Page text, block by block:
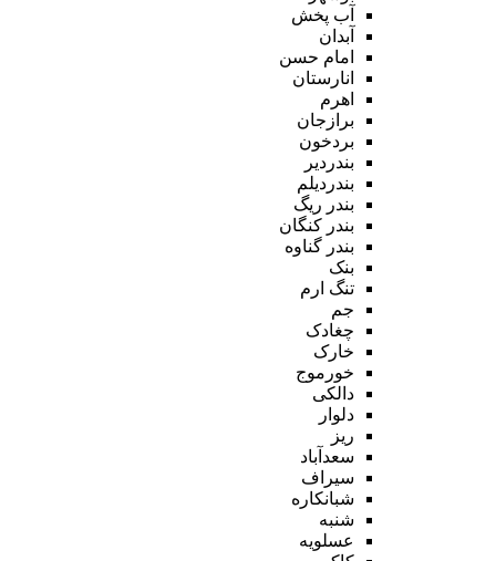
آب پخش
آبدان
امام حسن
انارستان
اهرم
برازجان
بردخون
بندردیر
بندردیلم
بندر ریگ
بندر کنگان
بندر گناوه
بنک
تنگ ارم
جم
چغادک
خارک
خورموج
دالکی
دلوار
ریز
سعدآباد
سیراف
شبانکاره
شنبه
عسلویه